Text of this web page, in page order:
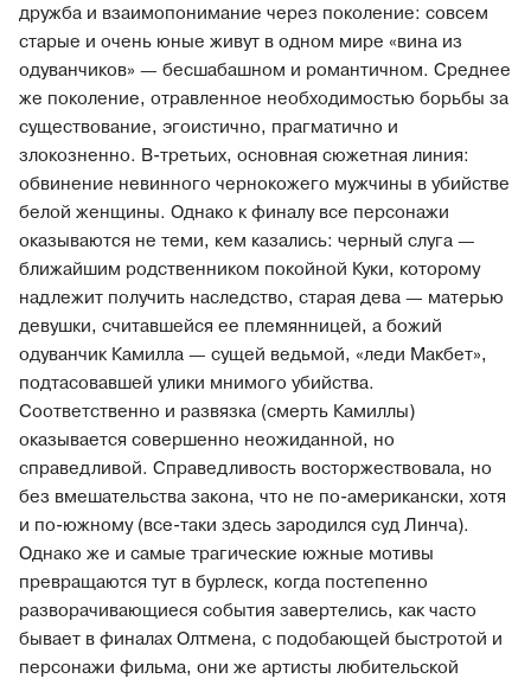
дружба и взаимопонимание через поколение: совсем
старые и очень юные живут в одном мире «вина из
одуванчиков» — бесшабашном и романтичном. Среднее
же поколение, отравленное необходимостью борьбы за
существование, эгоистично, прагматично и
злокозненно. В-третьих, основная сюжетная линия:
обвинение невинного чернокожего мужчины в убийстве
белой женщины. Однако к финалу все персонажи
оказываются не теми, кем казались: черный слуга —
ближайшим родственником покойной Куки, которому
надлежит получить наследство, старая дева — матерью
девушки, считавшейся ее племянницей, а божий
одуванчик Камилла — сущей ведьмой, «леди Макбет»,
подтасовавшей улики мнимого убийства.
Соответственно и развязка (смерть Камиллы)
оказывается совершенно неожиданной, но
справедливой. Справедливость восторжествовала, но
без вмешательства закона, что не по-американски, хотя
и по-южному (все-таки здесь зародился суд Линча).
Однако же и самые трагические южные мотивы
превращаются тут в бурлеск, когда постепенно
разворачивающиеся события завертелись, как часто
бывает в финалах Олтмена, с подобающей быстротой и
персонажи фильма, они же артисты любительской